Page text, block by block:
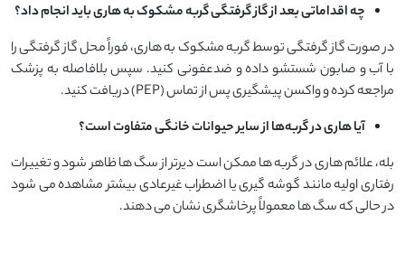
چه اقداماتی بعد از گاز گرفتگی گربه مشکوک به هاری باید انجام داد؟
در صورت گاز گرفتگی توسط گربه مشکوک به هاری، فوراً محل گاز گرفتگی را
با آب و صابون شستشو داده و ضدعفونی کنید. سپس بلافاصله به پزشک
مراجعه کرده و واکسن پیشگیری پس از تماس (PEP) دریافت کنید.
آیا هاری در گربه‌ها از سایر حیوانات خانگی متفاوت است؟
بله، علائم هاری در گربه ها ممکن است دیرتر از سگ ها ظاهر شود و تغییرات
رفتاری اولیه مانند گوشه گیری یا اضطراب غیرعادی بیشتر مشاهده می شود
در حالی که سگ ها معمولاً پرخاشگری نشان می دهند.